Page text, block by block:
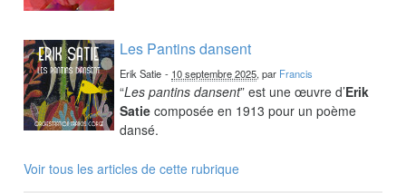
Les Pantins dansent
Erik Satie - 10 septembre 2025, par Francis
“Les pantins dansent” est une œuvre d’Erik
Satie composée en 1913 pour un poème
dansé.
Voir tous les articles de cette rubrique